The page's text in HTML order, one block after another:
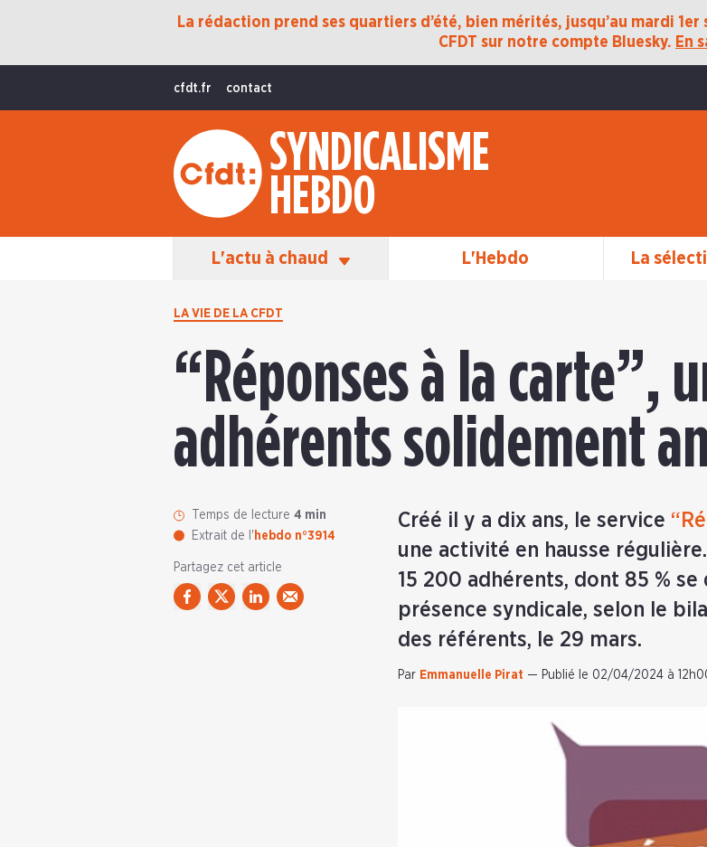
La rédaction prend ses quartiers d’été, bien mérités, jusqu’au mardi
CFDT sur notre compte Bluesky. En
cfdt.fr contact
SYNDICALISME
HEBDO
L'actu à chaud
Protection Sociale
International
La Vie De La CFDT
Les Équipes En Action L'Hebdo La
LA VIE DE LA CFDT
“Réponses à la carte”,
adhérents solidement
Temps de lecture 4 min
Extrait de l' hebdo n°3914
Partagez cet article
Créé il y a dix ans, le service
une activité en hausse
15 200 adhérents, dont 85 %
présence syndicale, selon le
des référents, le 29 mars.
Par Emmanuelle Pirat — Publié le 02/04/2024 à